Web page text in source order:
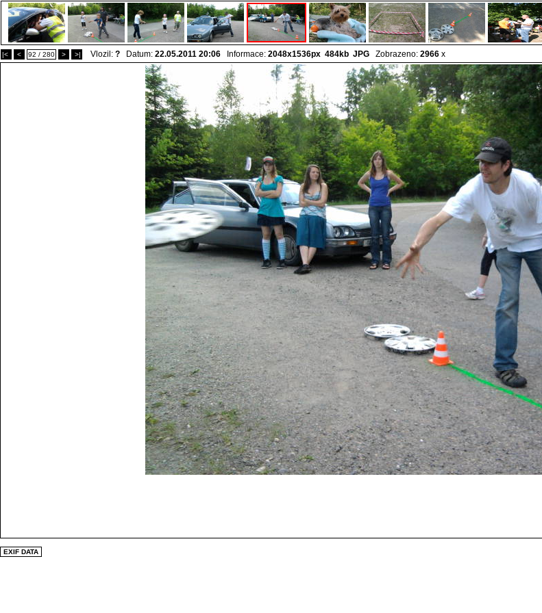
|< < 92 / 280 > >| Vlozil: ? Datum: 22.05.2011 20:06 Informace: 2048x1536px 484kb JPG Zobrazeno: 2966 x
EXIF DATA